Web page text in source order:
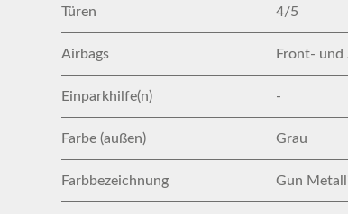
Türen 4/5
Airbags Front- und
Einparkhilfe(n) -
Farbe (außen) Grau
Farbbezeichnung Gun